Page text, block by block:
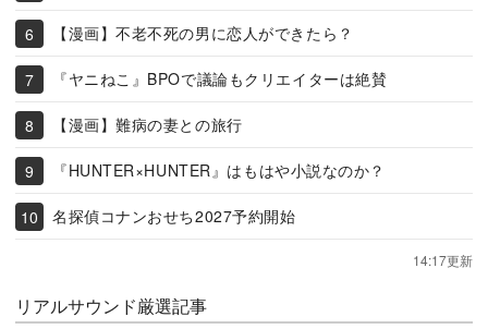
【漫画】不老不死の男に恋人ができたら？
『ヤニねこ』BPOで議論もクリエイターは絶賛
【漫画】難病の妻との旅行
『HUNTER×HUNTER』はもはや小説なのか？
名探偵コナンおせち2027予約開始
14:17更新
リアルサウンド厳選記事